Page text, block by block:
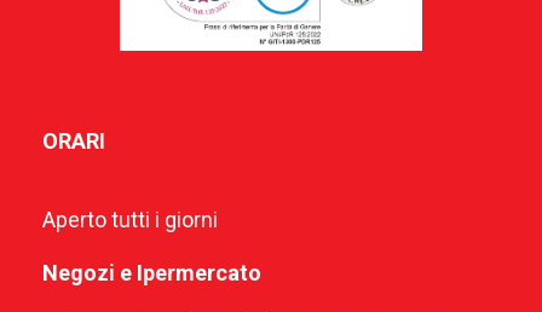
ORARI
Aperto tutti i giorni
Negozi e Ipermercato